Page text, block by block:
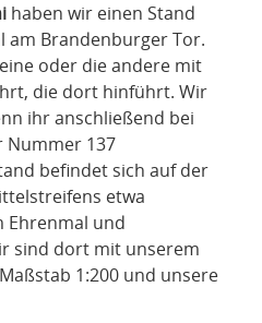
haben wir einen Stand
am Brandenburger Tor.
oder die andere mit
die dort hinführt. Wir
ihr anschließend bei
Nummer 137
befindet sich auf der
etwa
Ehrenmal und
sind dort mit unserem
1:200 und unsere